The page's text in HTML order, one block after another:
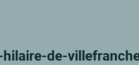
de-